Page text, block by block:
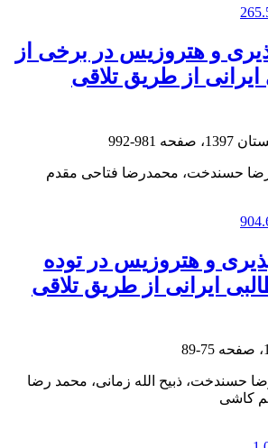
و هتروزیس در برخی از
از طریق تلاقی
981-992
حسندخت، محمدرضا فتاحی مقدم
و هتروزیس در توده‏
ایرانی از طریق تلاقی
75-89
حسندخت، ذبیح الله زمانی، محمد رضا
کاشی